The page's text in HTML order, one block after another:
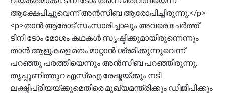
ആക്ഷേപിച്ചുവെന്ന് അന്‍സിബ ആരോപിച്ചിരുന്നു.</p>
<p>താന്‍ ആരോട് സംസാരിച്ചാലും അവരെ ചേര്‍ത്ത്
ടിനി ടോം മോശം കഥകള്‍ സൃഷ്ടിക്കുമായിരുന്നെന്നും
താന്‍ ആളുകളെ മതം മാറ്റാന്‍ ശ്രമിക്കുന്നുവെന്ന്
പറഞ്ഞു പരത്തിയെന്നും അന്‍സിബ പറഞ്ഞിരുന്നു.
തൃപ്പൂണിത്തുറ എസ്ഐ രേഷ്മയ്ക്കും നടി
ലക്ഷ്മിപ്രിയയ്ക്കുമെതിരെ മുഖ്യമന്ത്രിക്കും ഡിജിപിക്കും